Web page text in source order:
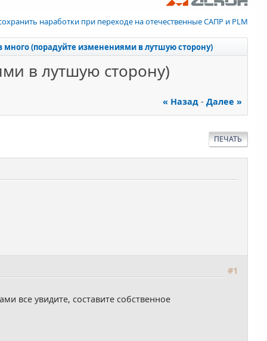
наработки при переходе на отечественные САПР и PLM
много (порадуйте изменениями в лутшую сторону)
в лутшую сторону)
« Назад- Далее »
ПЕЧАТЬ
#1
все увидите, составите собственное